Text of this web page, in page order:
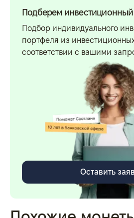
Подберем
Подбор индивидуального
портфеля из
соответствии с вашими
Оставить